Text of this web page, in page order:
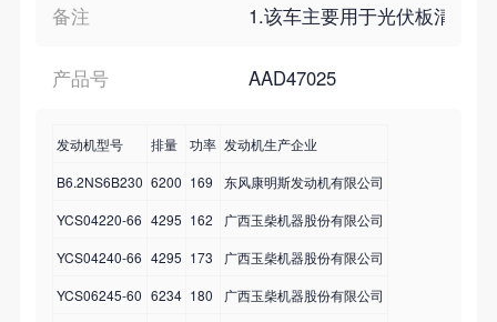
备注 1.该车主要用于光伏板清洗,
产品号 AAD47025
发动机型号 排量 功率 发动机生产企业
B6.2NS6B230 6200 169
东风康明斯发动机有限公司
YCS04220-66 4295 162
广西玉柴机器股份有限公司
YCS04240-66 4295 173
广西玉柴机器股份有限公司
YCS06245-60 6234 180
广西玉柴机器股份有限公司